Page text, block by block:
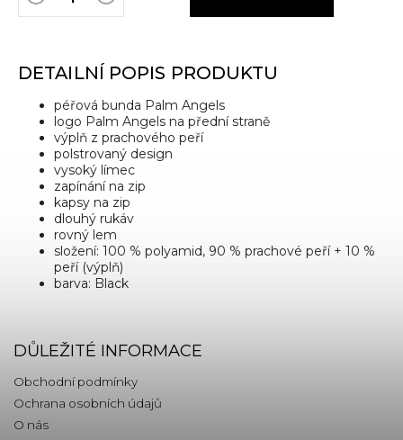
DETAILNÍ POPIS PRODUKTU
péřová bunda Palm Angels
logo Palm Angels na přední straně
výplň z prachového peří
polstrovaný design
vysoký límec
zapínání na zip
kapsy na zip
dlouhý rukáv
rovný lem
složení: 100 % polyamid, 90 % prachové peří + 10 %
peří (výplň)
barva: Black
DŮLEŽITÉ INFORMACE
Obchodní podmínky
Ochrana osobních údajů
O nás